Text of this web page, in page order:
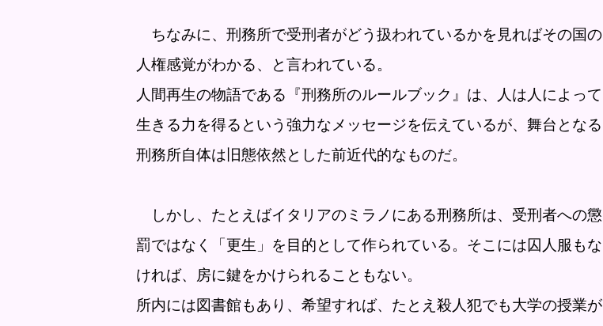
ちなみに、刑務所で受刑者がどう扱われているかを見ればその国の
人権感覚がわかる、と言われている。
人間再生の物語である『刑務所のルールブック』は、人は人によって
生きる力を得るという強力なメッセージを伝えているが、舞台となる
刑務所自体は旧態依然とした前近代的なものだ。
しかし、たとえばイタリアのミラノにある刑務所は、受刑者への懲
罰ではなく「更生」を目的として作られている。そこには囚人服もな
ければ、房に鍵をかけられることもない。
所内には図書館もあり、希望すれば、たとえ殺人犯でも大学の授業が